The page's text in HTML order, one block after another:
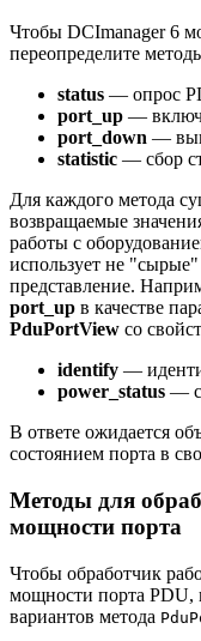
Чтобы DCImanager 6
переопределите
status — опрос
port_up —
port_down —
statistic — сбор
Для каждого метода
возвращаемые
работы с
использует не
представление.
port_up в качестве
PduPortView cо
identify —
power_status —
В ответе ожидается
состоянием порта в
Методы для
мощности порта
Чтобы обработчик
мощности порта PDU,
вариантов метода